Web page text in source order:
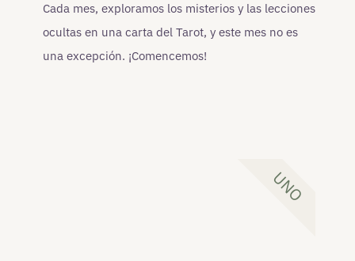
Cada mes, exploramos los misterios y las lecciones
ocultas en una carta del Tarot, y este mes no es
una excepción. ¡Comencemos!
UNO